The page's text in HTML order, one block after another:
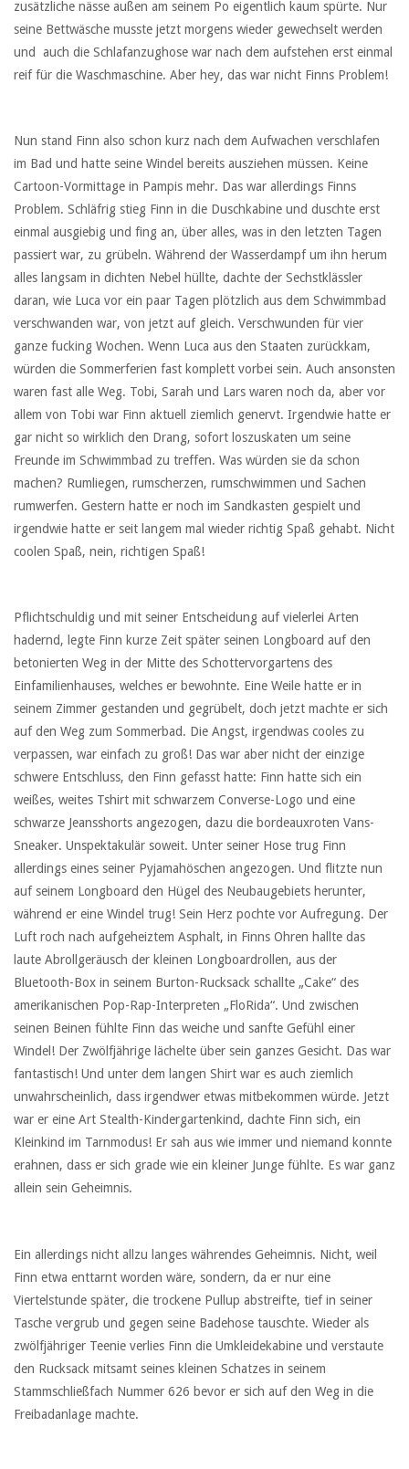
zusätzliche nässe außen am seinem Po eigentlich kaum spürte. Nur
seine Bettwäsche musste jetzt morgens wieder gewechselt werden
und auch die Schlafanzughose war nach dem aufstehen erst einmal
reif für die Waschmaschine. Aber hey, das war nicht Finns Problem!
Nun stand Finn also schon kurz nach dem Aufwachen verschlafen
im Bad und hatte seine Windel bereits ausziehen müssen. Keine
Cartoon-Vormittage in Pampis mehr. Das war allerdings Finns
Problem. Schläfrig stieg Finn in die Duschkabine und duschte erst
einmal ausgiebig und fing an, über alles, was in den letzten Tagen
passiert war, zu grübeln. Während der Wasserdampf um ihn herum
alles langsam in dichten Nebel hüllte, dachte der Sechstklässler
daran, wie Luca vor ein paar Tagen plötzlich aus dem Schwimmbad
verschwanden war, von jetzt auf gleich. Verschwunden für vier
ganze fucking Wochen. Wenn Luca aus den Staaten zurückkam,
würden die Sommerferien fast komplett vorbei sein. Auch ansonsten
waren fast alle Weg. Tobi, Sarah und Lars waren noch da, aber vor
allem von Tobi war Finn aktuell ziemlich genervt. Irgendwie hatte er
gar nicht so wirklich den Drang, sofort loszuskaten um seine
Freunde im Schwimmbad zu treffen. Was würden sie da schon
machen? Rumliegen, rumscherzen, rumschwimmen und Sachen
rumwerfen. Gestern hatte er noch im Sandkasten gespielt und
irgendwie hatte er seit langem mal wieder richtig Spaß gehabt. Nicht
coolen Spaß, nein, richtigen Spaß!
Pflichtschuldig und mit seiner Entscheidung auf vielerlei Arten
hadernd, legte Finn kurze Zeit später seinen Longboard auf den
betonierten Weg in der Mitte des Schottervorgartens des
Einfamilienhauses, welches er bewohnte. Eine Weile hatte er in
seinem Zimmer gestanden und gegrübelt, doch jetzt machte er sich
auf den Weg zum Sommerbad. Die Angst, irgendwas cooles zu
verpassen, war einfach zu groß! Das war aber nicht der einzige
schwere Entschluss, den Finn gefasst hatte: Finn hatte sich ein
weißes, weites Tshirt mit schwarzem Converse-Logo und eine
schwarze Jeansshorts angezogen, dazu die bordeauxroten Vans-
Sneaker. Unspektakulär soweit. Unter seiner Hose trug Finn
allerdings eines seiner Pyjamahöschen angezogen. Und flitzte nun
auf seinem Longboard den Hügel des Neubaugebiets herunter,
während er eine Windel trug! Sein Herz pochte vor Aufregung. Der
Luft roch nach aufgeheiztem Asphalt, in Finns Ohren hallte das
laute Abrollgeräusch der kleinen Longboardrollen, aus der
Bluetooth-Box in seinem Burton-Rucksack schallte „Cake“ des
amerikanischen Pop-Rap-Interpreten „FloRida“. Und zwischen
seinen Beinen fühlte Finn das weiche und sanfte Gefühl einer
Windel! Der Zwölfjährige lächelte über sein ganzes Gesicht. Das war
fantastisch! Und unter dem langen Shirt war es auch ziemlich
unwahrscheinlich, dass irgendwer etwas mitbekommen würde. Jetzt
war er eine Art Stealth-Kindergartenkind, dachte Finn sich, ein
Kleinkind im Tarnmodus! Er sah aus wie immer und niemand konnte
erahnen, dass er sich grade wie ein kleiner Junge fühlte. Es war ganz
allein sein Geheimnis.
Ein allerdings nicht allzu langes währendes Geheimnis. Nicht, weil
Finn etwa enttarnt worden wäre, sondern, da er nur eine
Viertelstunde später, die trockene Pullup abstreifte, tief in seiner
Tasche vergrub und gegen seine Badehose tauschte. Wieder als
zwölfjähriger Teenie verlies Finn die Umkleidekabine und verstaute
den Rucksack mitsamt seines kleinen Schatzes in seinem
Stammschließfach Nummer 626 bevor er sich auf den Weg in die
Freibadanlage machte.